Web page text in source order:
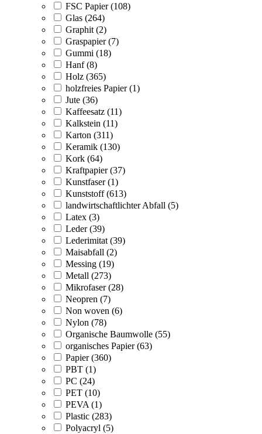
FSC Papier (108)
Glas (264)
Graphit (2)
Graspapier (7)
Gummi (18)
Hanf (8)
Holz (365)
holzfreies Papier (1)
Jute (36)
Kaffeesatz (11)
Kalkstein (11)
Karton (311)
Keramik (130)
Kork (64)
Kraftpapier (37)
Kunstfaser (1)
Kunststoff (613)
landwirtschaftlichter Abfall (5)
Latex (3)
Leder (39)
Lederimitat (39)
Maisabfall (2)
Messing (19)
Metall (273)
Mikrofaser (28)
Neopren (7)
Non woven (6)
Nylon (78)
Organische Baumwolle (55)
organisches Papier (63)
Papier (360)
PBT (1)
PC (24)
PET (10)
PEVA (1)
Plastic (283)
Polyacryl (5)